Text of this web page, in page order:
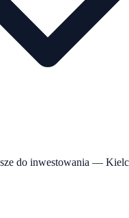
do inwestowania —